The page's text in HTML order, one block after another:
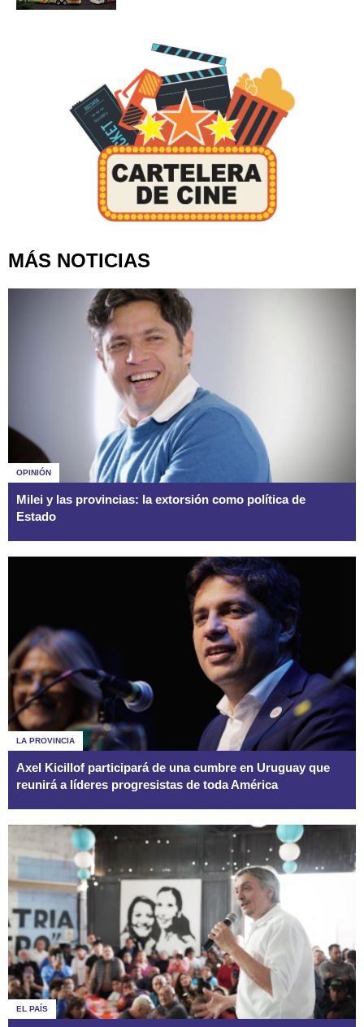
MÁS NOTICIAS
OPINIÓN
Milei y las provincias: la extorsión como política de
Estado
LA PROVINCIA
Axel Kicillof participará de una cumbre en Uruguay que
reunirá a líderes progresistas de toda América
EL PAÍS